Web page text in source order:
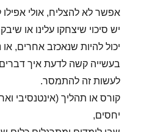
אפשר לא להצליח, אולי אפילו
יש סיכוי שיצחקו עלינו או
יכול להיות שנאכזב אחרים,
בעשייה קשה לדעת איך
לעשות זה להתמסר.
קורס או תהליך (אינטנסיבי
יחסים,